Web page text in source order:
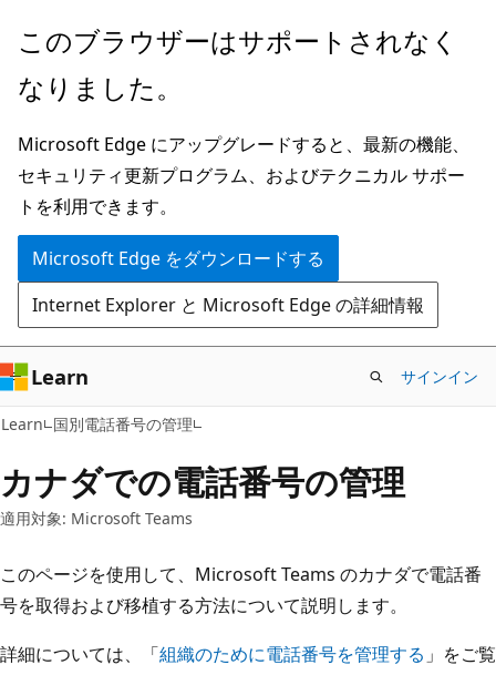
メ
ン
ン
テ
ン
ツ
に
ス
キ
ッ
プ
このブラウザーはサポートされなく
なりました。
Microsoft Edge にアップグレードすると、最新の機能、
セキュリティ更新プログラム、およびテクニカル サポー
トを利用できます。
Microsoft Edge をダウンロードする
Internet Explorer と Microsoft Edge の詳細情報
Learn サインイン
Learn 国別電話番号の管理
カナダでの電話番号の管理
適用対象: Microsoft Teams
このページを使用して、Microsoft Teams のカナダで電話番
号を取得および移植する方法について説明します。
詳細については、「組織のために電話番号を管理する 」をご覧